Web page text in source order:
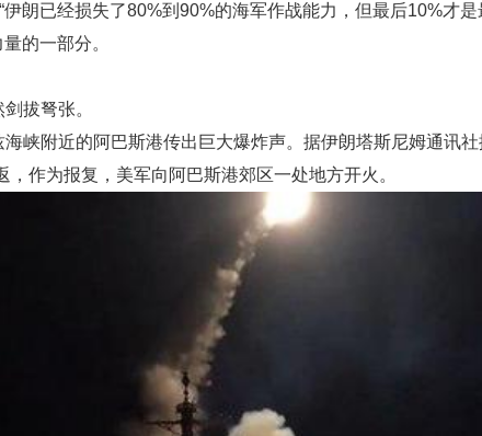
朗已经损失了80%到90%的海军作战能力，但最后10%才
的一部分。
拔弩张。
峡附近的阿巴斯港传出巨大爆炸声。据伊朗塔斯尼姆通讯
作为报复，美军向阿巴斯港郊区一处地方开火。